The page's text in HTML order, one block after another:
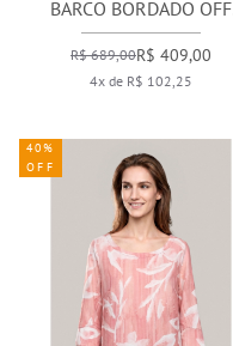
BARCO BORDADO OFF
WHITE
R$ 689,00R$ 409,00
4x de R$ 102,25
40%
OFF